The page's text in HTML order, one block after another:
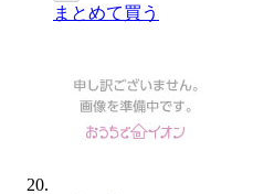
まとめて買う